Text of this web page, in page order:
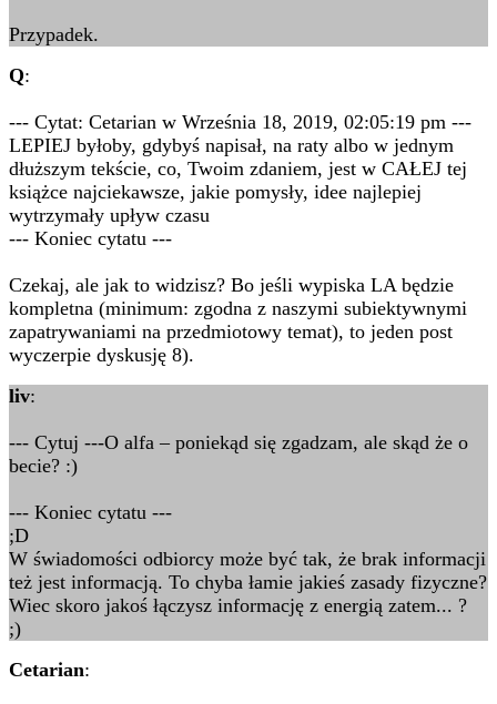
Przypadek.
Q:
--- Cytat: Cetarian w Września 18, 2019, 02:05:19 pm ---
LEPIEJ byłoby, gdybyś napisał, na raty albo w jednym
dłuższym tekście, co, Twoim zdaniem, jest w CAŁEJ tej
książce najciekawsze, jakie pomysły, idee najlepiej
wytrzymały upływ czasu
--- Koniec cytatu ---
Czekaj, ale jak to widzisz? Bo jeśli wypiska LA będzie
kompletna (minimum: zgodna z naszymi subiektywnymi
zapatrywaniami na przedmiotowy temat), to jeden post
wyczerpie dyskusję 8).
liv:
--- Cytuj ---O alfa – poniekąd się zgadzam, ale skąd że o
becie? :)
--- Koniec cytatu ---
;D
W świadomości odbiorcy może być tak, że brak informacji
też jest informacją. To chyba łamie jakieś zasady fizyczne?
Wiec skoro jakoś łączysz informację z energią zatem... ?
;)
Cetarian: